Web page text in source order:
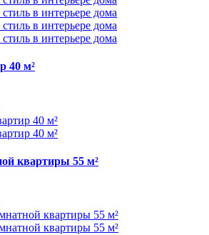
в интерьере дома
в интерьере дома
в интерьере дома
40 м²
40 м²
40 м²
квартиры 55 м²
квартиры 55 м²
квартиры 55 м²